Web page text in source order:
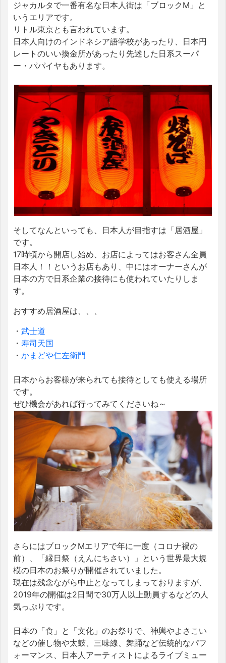
ジャカルタで一番有名な日本人街は「ブロックM」と
いうエリアです。
リトル東京とも言われています。
日本人向けのインドネシア語学校があったり、日本円
レートのいい換金所があったり先述した日系スーパ
ー・パパイヤもあります。
そしてなんといっても、日本人が目指すは「居酒屋」
です。
17時頃から開店し始め、お店によってはお客さん全員
日本人！！というお店もあり、中にはオーナーさんが
日本の方で日系企業の接待にも使われていたりしま
す。
おすすめ居酒屋は、、、
・ 武士道
・ 寿司天国
・ かまどや仁左衛門
日本からお客様が来られても接待としても使える場所
です。
ぜひ機会があれば行ってみてくださいね～
さらにはブロックMエリアで年に一度（コロナ禍の
前）、「縁日祭（えんにちさい）」という世界最大規
模の日本のお祭りが開催されていました。
現在は残念ながら中止となってしまっておりますが、
2019年の開催は2日間で30万人以上動員するなどの人
気っぷりです。
日本の「食」と「文化」のお祭りで、神輿やよさこい
などの催し物や太鼓、三味線、舞踊など伝統的なパフ
ォーマンス、日本人アーティストによるライブミュー